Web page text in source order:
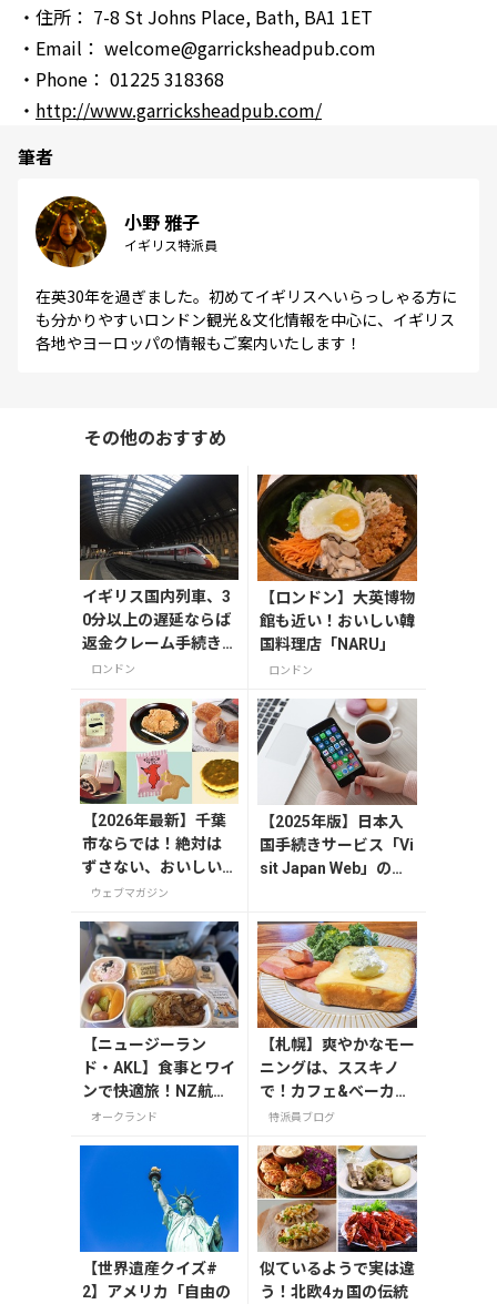
・住所： 7-8 St Johns Place, Bath, BA1 1ET
・Email： welcome@garricksheadpub.com
・Phone： 01225 318368
・ http://www.garricksheadpub.com/
筆者
小野 雅子
イギリス特派員
在英30年を過ぎました。初めてイギリスへいらっしゃる方に
も分かりやすいロンドン観光＆文化情報を中心に、イギリス
各地やヨーロッパの情報もご案内いたします！
その他のおすすめ
イギリス国内列車、3
0分以上の遅延ならば
返金クレーム手続き
を！
ロンドン
【ロンドン】大英博物
館も近い！おいしい韓
国料理店「NARU」
ロンドン
【2026年最新】千葉
市ならでは！絶対は
ずさない、おいしい
お土産10選
ウェブマガジン
【2025年版】日本入
国手続きサービス「Vi
sit Japan Web」の登
【ニュージーラン
ド・AKL】食事とワイ
ンで快適旅！NZ航空
と入国情報
オークランド
【札幌】爽やかなモー
ニングは、ススキノ
で！カフェ&べーカリ
ー「ESPRESSO D WO
ディーワークス）
特派員ブログ
【世界遺産クイズ#
2】アメリカ「自由の
似ているようで実は違
う！北欧4ヵ国の伝統